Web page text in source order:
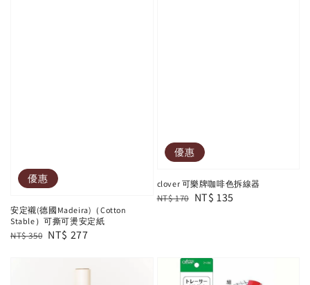
優惠
安定襯(德國Madeira)（Cotton
Stable）可撕可燙安定紙
Regular
NT$ 350 Sale
NT$ 277
優惠
clover 可樂牌咖啡色拆線器
Regular
NT$ 170 Sale
NT$ 135